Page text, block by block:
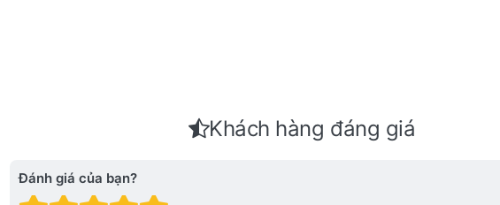
Khách hàng đáng giá
Đánh giá của bạn?